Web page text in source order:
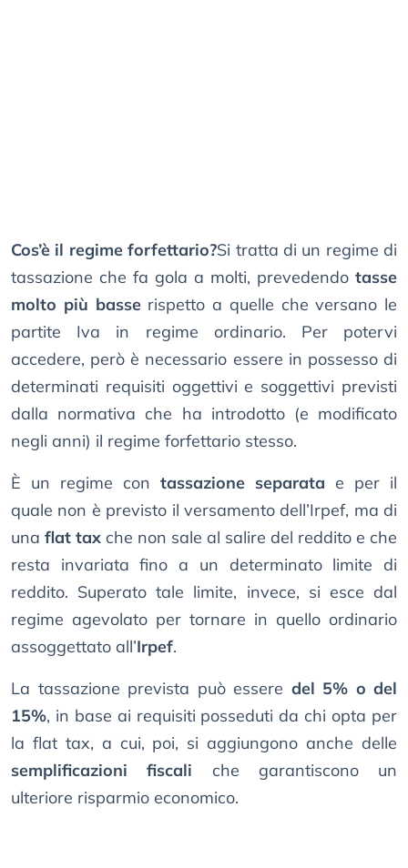
Cos’è il regime forfettario?Si tratta di un regime di
tassazione che fa gola a molti, prevedendo tasse
molto più basserispetto a quelle che versano le
partite Iva in regime ordinario. Per potervi
accedere, però è necessario essere in possesso di
determinati requisiti oggettivi e soggettivi previsti
dalla normativa che ha introdotto (e modificato
negli anni) il regime forfettario stesso.
È un regime con tassazione separata e per il
quale non è previsto il versamento dell’Irpef, ma di
una flat tax che non sale al salire del reddito e che
resta invariata fino a un determinato limite di
reddito. Superato tale limite, invece, si esce dal
regime agevolato per tornare in quello ordinario
assoggettato all’Irpef.
La tassazione prevista può essere del 5% o del
15%, in base ai requisiti posseduti da chi opta per
la flat tax, a cui, poi, si aggiungono anche delle
semplificazioni fiscali che garantiscono un
ulteriore risparmio economico.